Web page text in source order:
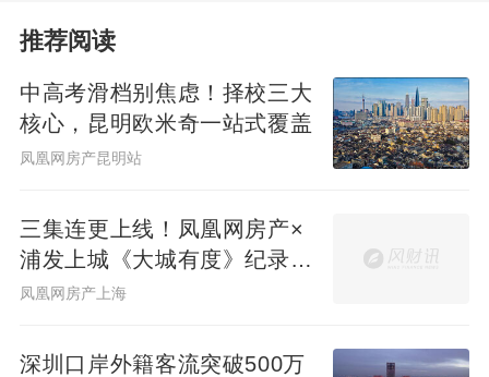
被新政激活的购房需求，有效提振市场信
心，在本地营造火热、积极的购房氛围，真
正实现“引进外需”与“激活内需”相结合。
这一系列举措，对于稳定市场预期、促进交
易活跃、保障中长期供给、优化行业发展环
境有着深远影响。展望未来，以满足市民合
给、多渠道保障、租购并举的住房供应与保
推荐阅读
中高考滑档别焦虑！择校三大
核心，昆明欧米奇一站式覆盖
凤凰网房产昆明站
三集连更上线！凤凰网房产×
浦发上城《大城有度》纪录片
见证一座百万方大城生长
凤凰网房产上海
深圳口岸外籍客流突破500万